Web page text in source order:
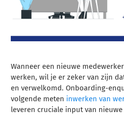
Wanneer een nieuwe
werken, wil je er zeker van zijn
en verwelkomd. Onboarding-
volgende meten inwerken van
leveren cruciale input van